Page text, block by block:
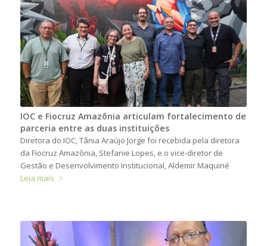
IOC e Fiocruz Amazônia articulam fortalecimento de
parceria entre as duas instituições
Diretora do IOC, Tânia Araújo Jorge foi recebida pela diretora
da Fiocruz Amazônia, Stefanie Lopes, e o vice-diretor de
Gestão e Desenvolvimento Institucional, Aldemir Maquiné
Leia mais